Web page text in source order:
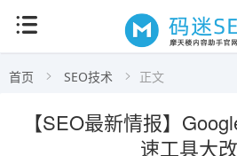
首页 SEO技术 正文
【SEO最新情报】
速工具大